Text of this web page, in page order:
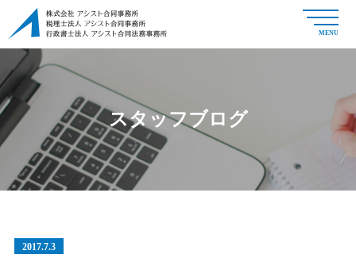
MENU
スタッフブログ
2017.7.3